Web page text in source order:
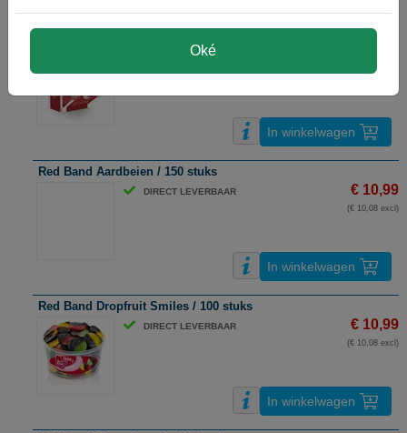
DIRECT LEVERBAAR
(€ 11,92 excl)
In winkelwagen
Red Band Aardbeien / 150 stuks
DIRECT LEVERBAAR € 10,99
(€ 10,08 excl)
In winkelwagen
Red Band Dropfruit Smiles / 100 stuks
DIRECT LEVERBAAR € 10,99
(€ 10,08 excl)
In winkelwagen
Oké